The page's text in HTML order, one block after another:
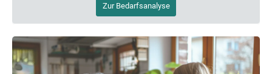
Zur Bedarfsanalyse